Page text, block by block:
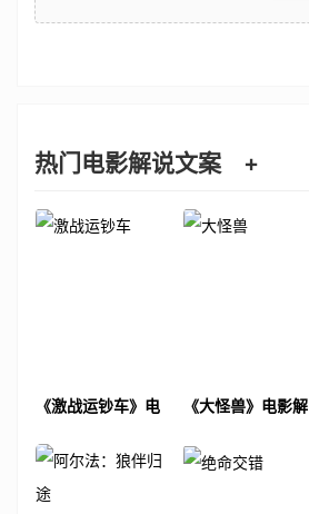
热门电影解说文案 +
《激战运钞车》电
《大怪兽》电影解